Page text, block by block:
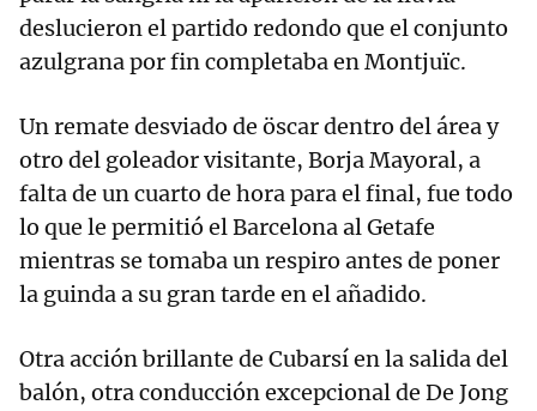
deslucieron el partido redondo que el conjunto
azulgrana por fin completaba en Montjuïc.
Un remate desviado de öscar dentro del área y
otro del goleador visitante, Borja Mayoral, a
falta de un cuarto de hora para el final, fue todo
lo que le permitió el Barcelona al Getafe
mientras se tomaba un respiro antes de poner
la guinda a su gran tarde en el añadido.
Otra acción brillante de Cubarsí en la salida del
balón, otra conducción excepcional de De Jong